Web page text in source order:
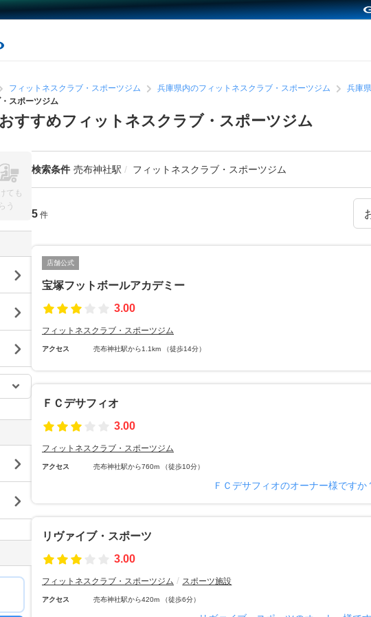
フィットネスクラブ・スポーツジム 兵庫県内のフィットネスクラブ・スポーツジム
兵庫
スポーツジム
すすめフィットネスクラブ・スポーツジム
検索条件 売布神社駅 フィットネスクラブ・スポーツジム
5 件
店舗公式
宝塚フットボールアカデミー
3.00
フィットネスクラブ・スポーツジム
アクセス 売布神社駅から1.1km （徒歩14分）
ＦＣデサフィオ
3.00
フィットネスクラブ・スポーツジム
アクセス 売布神社駅から760m （徒歩10分）
ＦＣデサフィオのオーナー様ですか
リヴァイブ・スポーツ
3.00
フィットネスクラブ・スポーツジム スポーツ施設
アクセス 売布神社駅から420m （徒歩6分）
ても
らう
ツジム